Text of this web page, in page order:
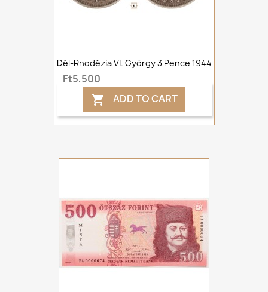
Dél-Rhodézia VI. György 3 Pence 1944
Ft5,500
 ADD TO CART